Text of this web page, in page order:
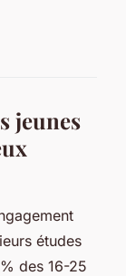
jeunes
études
des 16-25